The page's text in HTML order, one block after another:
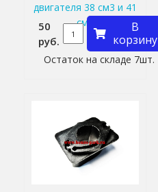
двигателя 38 см3 и 41
см3
50
руб.
В
корзину
Остаток на складе 7шт.